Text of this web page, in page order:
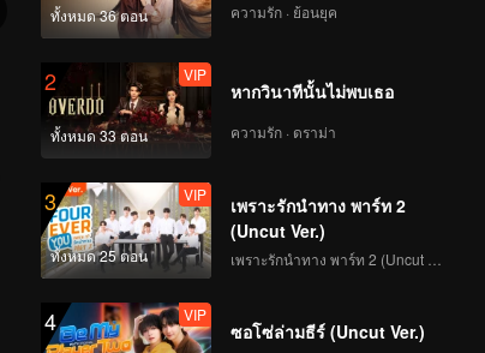
ทั้งหมด 36 ตอน ความรัก · ย้อนยุค
2
ทั้งหมด 33 ตอน
VIP
หากวินาทีนั้นไม่พบเธอ
ความรัก · ดราม่า
3
ทั้งหมด 25 ตอน
VIP
เพราะรักนำทาง พาร์ท 2
(Uncut Ver.)
4 VIP
ซอโซ่ล่ามธีร์ (Uncut Ver.)